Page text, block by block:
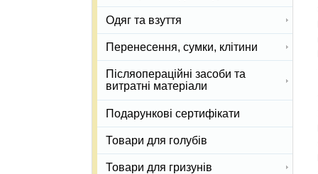
Одяг та взуття
Перенесення, сумки, клітини
Післяопераційні засоби та
витратні матеріали
Подарункові сертифікати
Товари для голубів
Товари для гризунів